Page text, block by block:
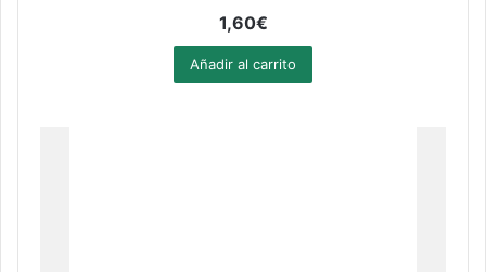
1,60€
Añadir al carrito